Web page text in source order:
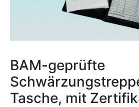
BAM-geprüfte
Tasche, mit